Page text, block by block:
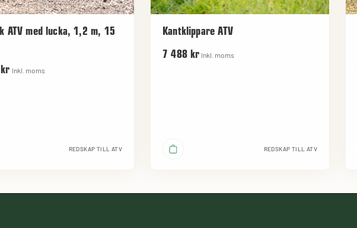
ATV med lucka, 1,2 m, 15
Inkl. moms
REDSKAP TILL ATV
Kantklippare ATV
7 488 kr Inkl. moms
REDSKAP TILL ATV